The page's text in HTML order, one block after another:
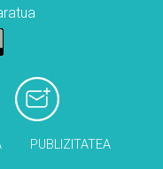
PUBLIZITATEA